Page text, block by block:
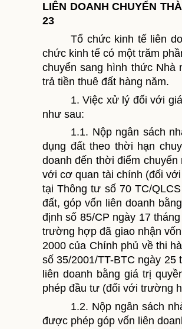
LIÊN DOANH CHUYỂN
23
Tổ chức kinh tế liên
chức kinh tế có một trăm
chuyển sang hình thức
trả tiền thuê đất hàng năm.
1. Việc xử lý đối với
như sau:
1.1. Nộp ngân sách
dụng đất theo thời hạn
doanh đến thời điểm
với cơ quan tài chính (đối
tại Thông tư số 70 TC/
đất, góp vốn liên doanh
định số 85/CP ngày 17
trường hợp đã giao nhận
2000 của Chính phủ về thi
số 35/2001/TT-BTC ngày
liên doanh bằng giá trị
phép đầu tư (đối với trường
1.2. Nộp ngân sách
được phép góp vốn liên